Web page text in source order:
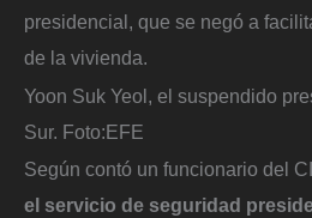
presidencial, que se negó a
de la vivienda.
Yoon Suk Yeol, el suspendido
Sur. Foto:EFE
Según contó un funcionario del
el servicio de seguridad